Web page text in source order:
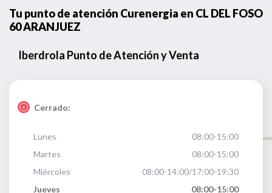
Tu punto de atención Curenergia en CL DEL FOSO
60 ARANJUEZ
Iberdrola Punto de Atención y Venta
Cerrado:
Lunes
08:00-15:00
Martes
08:00-15:00
Miércoles
08:00-14:00/17:00-19:30
Jueves
08:00-15:00